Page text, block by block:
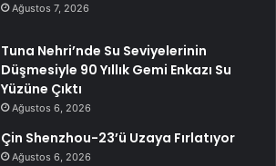
Ağustos 7, 2026
Tuna Nehri’nde Su Seviyelerinin
Düşmesiyle 90 Yıllık Gemi Enkazı Su
Yüzüne Çıktı
Ağustos 6, 2026
Çin Shenzhou-23’ü Uzaya Fırlatıyor
Ağustos 6, 2026